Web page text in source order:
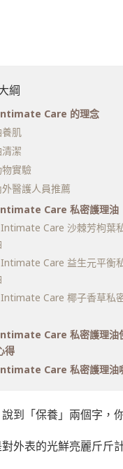
綱
Care 的理念
肌
潔
實驗
外醫護人員推薦
Care 私密護理油
Care 沙棘芳枸葉
Care 益生元平衡
Care 椰子香草私
Care 私密護理油
得
Care 私密護理油
到「保養」兩個字，
外表的光鮮亮麗斤斤